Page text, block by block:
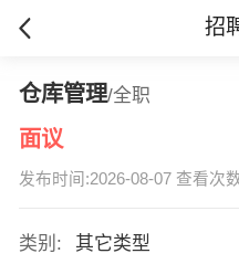
招
仓库管理/全职
面议
发布时间:2026-08-07 查看次
类别:
其它类型